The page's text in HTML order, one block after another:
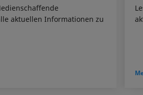
aktuellen Informationen zu